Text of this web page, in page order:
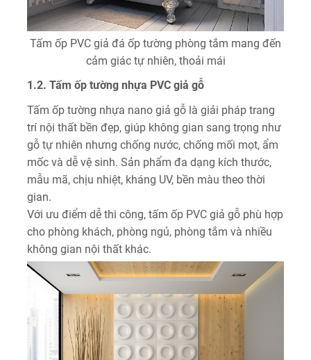
Tấm ốp PVC giả đá ốp tường phòng tắm mang đến
cảm giác tự nhiên, thoải mái
1.2. Tấm ốp tường nhựa PVC giả gỗ
Tấm ốp tường nhựa nano giả gỗ là giải pháp trang
trí nội thất bền đẹp, giúp không gian sang trọng như
gỗ tự nhiên nhưng chống nước, chống mối mọt, ẩm
mốc và dễ vệ sinh. Sản phẩm đa dạng kích thước,
mẫu mã, chịu nhiệt, kháng UV, bền màu theo thời
gian.
Với ưu điểm dễ thi công, tấm ốp PVC giả gỗ phù hợp
cho phòng khách, phòng ngủ, phòng tắm và nhiều
không gian nội thất khác.